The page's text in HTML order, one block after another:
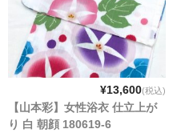
¥13,600(税込)
【山本彩】女性浴衣 仕立上が
り 白 朝顔 180619-6